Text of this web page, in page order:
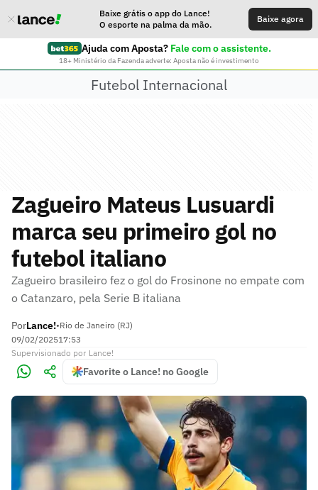
Baixe grátis o app do Lance!
O esporte na palma da mão.
Baixe agora
Ajuda com Aposta? Fale com o assistente.
18+ Ministério da Fazenda adverte: Aposta não é investimento
Futebol Internacional
Zagueiro Mateus Lusuardi
marca seu primeiro gol no
futebol italiano
Zagueiro brasileiro fez o gol do Frosinone no empate com
o Catanzaro, pela Serie B italiana
PorLance!•Rio de Janeiro (RJ)
09/02/202517:53
Supervisionado por Lance!
Favorite o Lance! no Google